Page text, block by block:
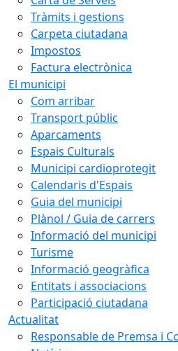
Tràmits i gestions
Carpeta ciutadana
Impostos
Factura electrònica
El municipi
Com arribar
Transport públic
Aparcaments
Espais Culturals
Municipi cardioprotegit
Calendaris d'Espais
Guia del municipi
Plànol / Guia de carrers
Informació del municipi
Turisme
Informació geogràfica
Entitats i associacions
Participació ciutadana
Actualitat
Responsable de Premsa i